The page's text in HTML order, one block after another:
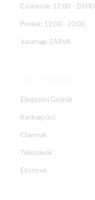
Csütörtök: 12:00 - 20:00
Péntek: 12:00 - 20:00
Vasárnap: ZÁRVA
Eljegyzési Gyűrűk
Karikagyűrű
Charmok
Talizmánok
Ékszerek